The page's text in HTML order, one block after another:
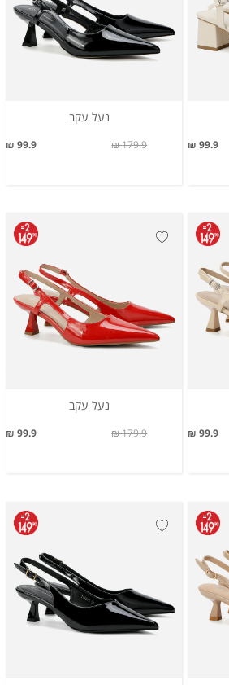
99.9 ₪
נעל עקב
99.9 ₪ 179.9 ₪
99.9 ₪
נעל עקב
99.9 ₪ 179.9 ₪